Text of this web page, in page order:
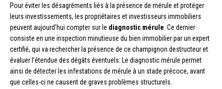
Pour éviter les désagréments liés à la présence de mérule et protéger
leurs investissements, les propriétaires et investisseurs immobiliers
peuvent aujourd’hui compter sur le diagnostic mérule . Ce dernier
consiste en une inspection minutieuse du bien immobilier par un expert
certifié, qui va rechercher la présence de ce champignon destructeur et
évaluer l’étendue des dégâts éventuels. Le diagnostic mérule permet
ainsi de détecter les infestations de mérule à un stade précoce, avant
que celles-ci ne causent de graves problèmes structurels.